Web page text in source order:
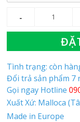
Tình trạng: còn
Đổi trả sản phẩm 7
Gọi ngay Hotline
Xuất Xứ: Malloca
Made in Europe